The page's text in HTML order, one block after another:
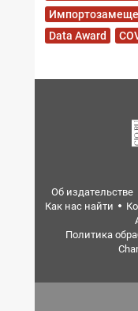
Data Award
Об издательстве
Как нас найти
Политика